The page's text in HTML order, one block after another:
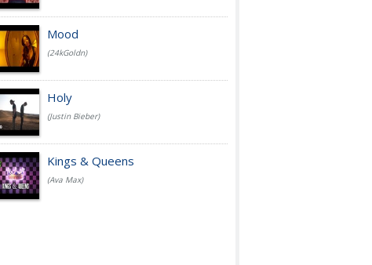
Mood
(24kGoldn)
Holy
(Justin Bieber)
Kings & Queens
(Ava Max)